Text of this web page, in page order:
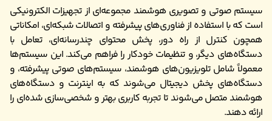
سیستم صوتی و تصویری هوشمند مجموعه‌ای از تجهیزات الکترونیکی
است که با استفاده از فناوری‌های پیشرفته و اتصالات شبکه‌ای، امکاناتی
همچون کنترل از راه دور، پخش محتوای چندرسانه‌ای، تعامل با
دستگاه‌های دیگر، و تنظیمات خودکار را فراهم می‌کند. این سیستم‌ها
معمولاً شامل تلویزیون‌های هوشمند، سیستم‌های صوتی پیشرفته، و
دستگاه‌های پخش دیجیتال می‌شوند که به اینترنت و دستگاه‌های
هوشمند متصل می‌شوند تا تجربه کاربری بهتر و شخصی‌سازی شده‌ای را
ارائه دهند.